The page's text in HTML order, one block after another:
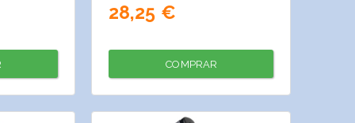
28,25 €
COMPRAR